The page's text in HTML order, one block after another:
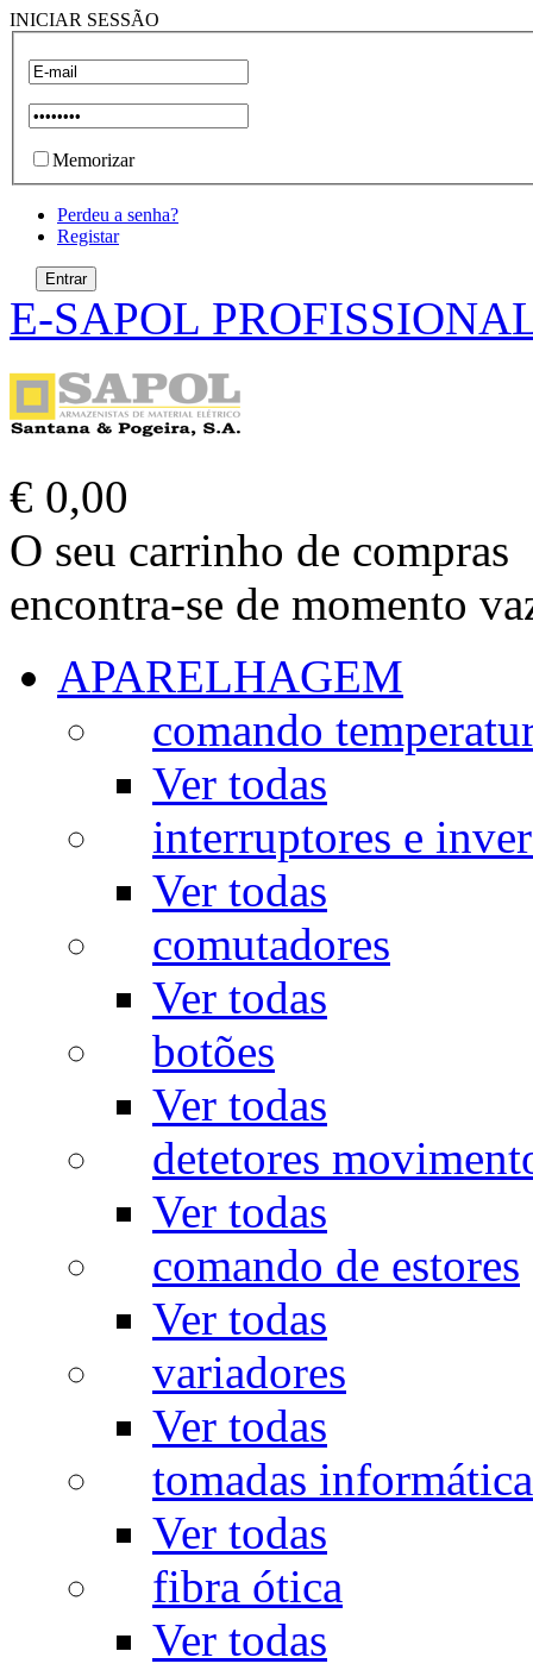
INICIAR SESSÃO
Memorizar
Perdeu a senha?
Registar
E-SAPOL
€ 0,00
O seu carrinho de compras
encontra-se de momento
APARELHAGEM
comando
Ver todas
interruptores e
Ver todas
comutadores
Ver todas
botões
Ver todas
detetores
Ver todas
comando de estores
Ver todas
variadores
Ver todas
tomadas
Ver todas
fibra ótica
Ver todas